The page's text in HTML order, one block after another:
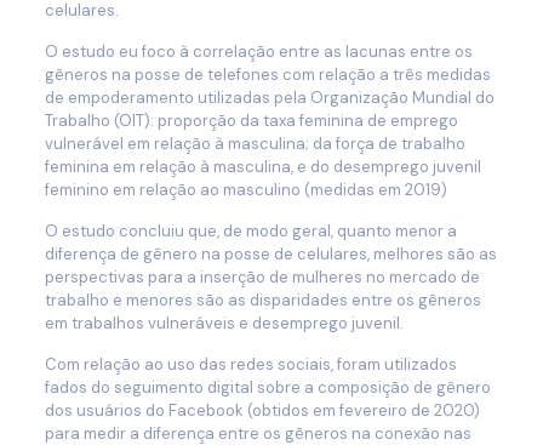
celulares.
O estudo eu foco à correlação entre as lacunas entre os
gêneros na posse de telefones com relação a três medidas
de empoderamento utilizadas pela Organização Mundial do
Trabalho (OIT): proporção da taxa feminina de emprego
vulnerável em relação à masculina; da força de trabalho
feminina em relação à masculina, e do desemprego juvenil
feminino em relação ao masculino (medidas em 2019)
O estudo concluiu que, de modo geral, quanto menor a
diferença de gênero na posse de celulares, melhores são as
perspectivas para a inserção de mulheres no mercado de
trabalho e menores são as disparidades entre os gêneros
em trabalhos vulneráveis e desemprego juvenil.
Com relação ao uso das redes sociais, foram utilizados
fados do seguimento digital sobre a composição de gênero
dos usuários do Facebook (obtidos em fevereiro de 2020)
para medir a diferença entre os gêneros na conexão nas